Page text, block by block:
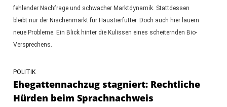
fehlender Nachfrage und schwacher Marktdynamik. Stattdessen
bleibt nur der Nischenmarkt für Haustierfutter. Doch auch hier lauern
neue Probleme. Ein Blick hinter die Kulissen eines scheiternden Bio-
Versprechens.
POLITIK
Ehegattennachzug stagniert: Rechtliche
Hürden beim Sprachnachweis